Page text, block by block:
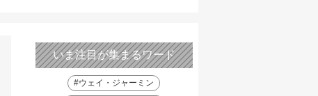
いま注目が集まるワード
#ウェイ・ジャーミン